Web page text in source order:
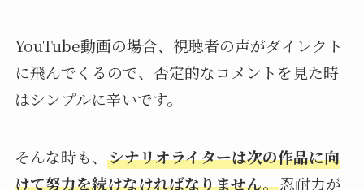
YouTube動画の場合、視聴者の声がダイレクト
に飛んでくるので、否定的なコメントを見た時
はシンプルに辛いです。
そんな時も、 シナリオライターは次の作品に向
けて努力を続けなければなりません。忍耐力が